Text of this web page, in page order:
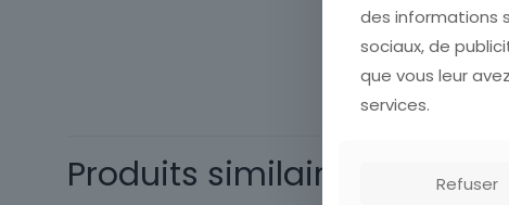
Type
Période
Produits similaires
des informations
sociaux, de
que vous leur
services.
Refuser